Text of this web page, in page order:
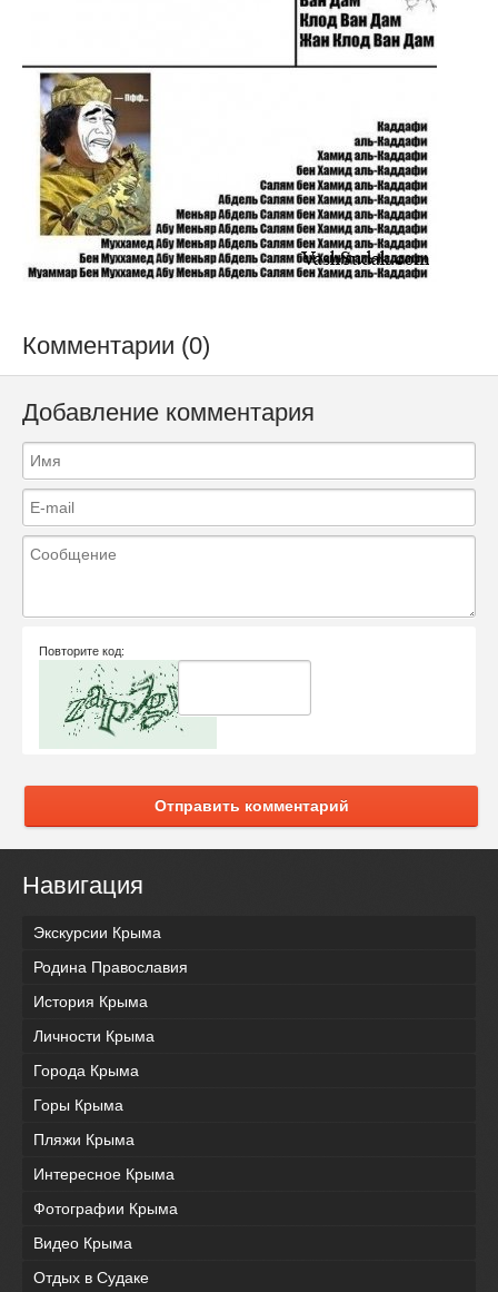
Комментарии (0)
Добавление комментария
Повторите код:
Отправить комментарий
Навигация
Экскурсии Крыма
Родина Православия
История Крыма
Личности Крыма
Города Крыма
Горы Крыма
Пляжи Крыма
Интересное Крыма
Фотографии Крыма
Видео Крыма
Отдых в Судаке